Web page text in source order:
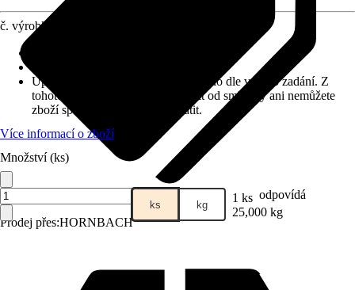
Prodej přes:HORNBACH
č. výrobku
Upozornění: toto zboží bylo vyrobeno dle vašeho zadání. Z
tohoto důvodu nemůžete odstoupit od smlouvy ani nemůžete
zboží společnosti Hornbach vrátit.
Více informací o zboží
Množství (ks)
ks kg 1 ks odpovídá
25,000 kg